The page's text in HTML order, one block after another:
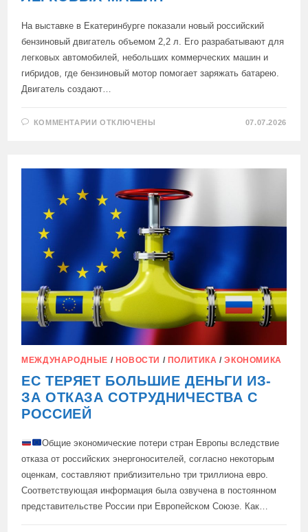
На выставке в Екатеринбурге показали новый российский
бензиновый двигатель объемом 2,2 л. Его разрабатывают для
легковых автомобилей, небольших коммерческих машин и
гибридов, где бензиновый мотор помогает заряжать батарею.
Двигатель создают…
КОММЕНТАРИИ К
НОВЫЙ
ДВИГАТЕЛЬ
ДЛЯ
ЛЕГКОВЫХ
МАШИН
ОТКЛЮЧЕНЫ 07.07.2026
МЕЖДУНАРОДНЫЕ / НОВОСТИ / ПОЛИТИКА /ЭКОНОМИКА
ЕС ТЕРЯЕТ БОЛЬШИЕ ДЕНЬГИ ИЗ-
ЗА ОТКАЗА СОТРУДНИЧЕСТВА С
РОССИЕЙ
Общие экономические потери стран Европы вследствие
отказа от российских энергоносителей, согласно некоторым
оценкам, составляют приблизительно три триллиона евро.
Соответствующая информация была озвучена в постоянном
представительстве России при Европейском Союзе. Как…